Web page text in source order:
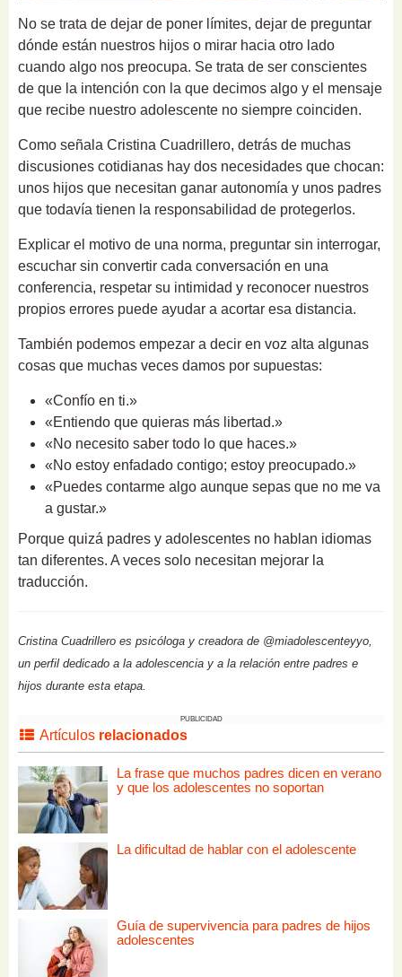
No se trata de dejar de poner límites, dejar de preguntar
dónde están nuestros hijos o mirar hacia otro lado
cuando algo nos preocupa. Se trata de ser conscientes
de que la intención con la que decimos algo y el mensaje
que recibe nuestro adolescente no siempre coinciden.
Como señala Cristina Cuadrillero, detrás de muchas
discusiones cotidianas hay dos necesidades que chocan:
unos hijos que necesitan ganar autonomía y unos padres
que todavía tienen la responsabilidad de protegerlos.
Explicar el motivo de una norma, preguntar sin interrogar,
escuchar sin convertir cada conversación en una
conferencia, respetar su intimidad y reconocer nuestros
propios errores puede ayudar a acortar esa distancia.
También podemos empezar a decir en voz alta algunas
cosas que muchas veces damos por supuestas:
«Confío en ti.»
«Entiendo que quieras más libertad.»
«No necesito saber todo lo que haces.»
«No estoy enfadado contigo; estoy preocupado.»
«Puedes contarme algo aunque sepas que no me va
a gustar.»
Porque quizá padres y adolescentes no hablan idiomas
tan diferentes. A veces solo necesitan mejorar la
traducción.
Cristina Cuadrillero es psicóloga y creadora de @miadolescenteyyo,
un perfil dedicado a la adolescencia y a la relación entre padres e
hijos durante esta etapa.
PUBLICIDAD
Artículos relacionados
La frase que muchos padres dicen en verano
y que los adolescentes no soportan
La dificultad de hablar con el adolescente
Guía de supervivencia para padres de hijos
adolescentes